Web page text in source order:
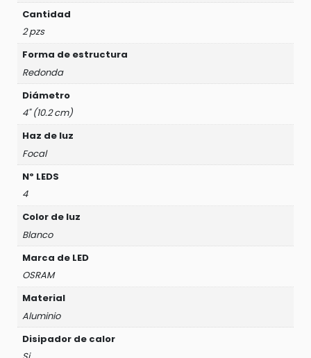
Cantidad
2 pzs
Forma de estructura
Redonda
Diámetro
4" (10.2 cm)
Haz de luz
Focal
Nº LEDS
4
Color de luz
Blanco
Marca de LED
OSRAM
Material
Aluminio
Disipador de calor